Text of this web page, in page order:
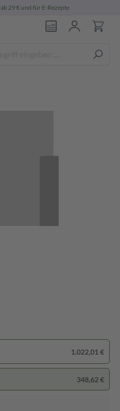
ab 29 € und für E-Rezepte
1.022,01 €
348,62 €